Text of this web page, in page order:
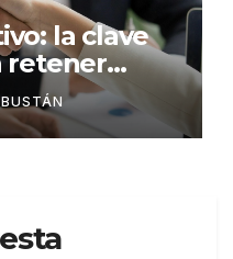
la clave
retener